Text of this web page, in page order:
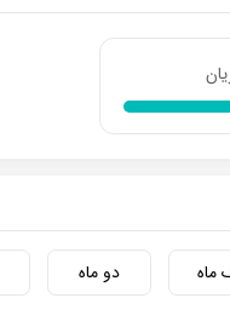
ماه دو ماه